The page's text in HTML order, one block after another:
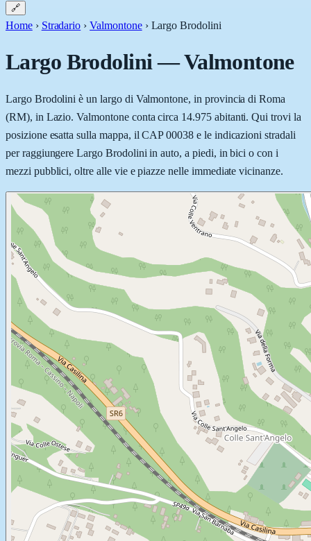
🔗
Home › Stradario › Valmontone › Largo Brodolini
Largo Brodolini—Valmontone
Largo Brodolini è un largo di Valmontone, in provincia di Roma
(RM), in Lazio. Valmontone conta circa 14.975 abitanti. Qui trovi la
posizione esatta sulla mappa, il CAP 00038 e le indicazioni stradali
per raggiungere Largo Brodolini in auto, a piedi, in bici o con i
mezzi pubblici, oltre alle vie e piazze nelle immediate vicinanze.